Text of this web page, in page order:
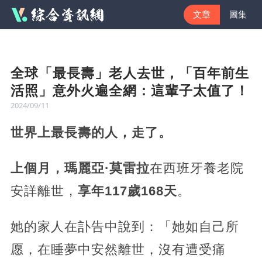
文章 圖集
全球「最長壽」老人去世，「百年前生
活照」意外火遍全網：這輩子太值了！
2024/09/11
世界上最長壽的人，走了。
上個月，瑪麗亞·莫雷拉在西班牙養老院
安詳離世， 享年117歲168天。
她的家人在訃告中說到：「她如自己所
愿，在睡夢中安然離世，沒有遭受痛